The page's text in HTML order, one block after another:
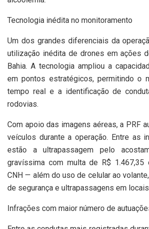
Tecnologia inédita no monitoramento
Um dos grandes diferenciais da
utilização inédita de drones em ações
Bahia. A tecnologia ampliou a
em pontos estratégicos, permitindo o
tempo real e a identificação de
rodovias.
Com apoio das imagens aéreas, a PRF
veículos durante a operação. Entre as
estão a ultrapassagem pelo
gravíssima com multa de R$
CNH — além do uso de celular ao
de segurança e ultrapassagens em
Infrações com maior número de